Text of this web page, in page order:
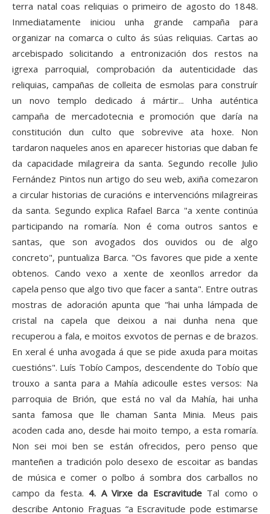
terra natal coas reliquias o primeiro de agosto do 1848.
Inmediatamente iniciou unha grande campaña para
organizar na comarca o culto ás súas reliquias. Cartas ao
arcebispado solicitando a entronización dos restos na
igrexa parroquial, comprobación da autenticidade das
reliquias, campañas de colleita de esmolas para construír
un novo templo dedicado á mártir... Unha auténtica
campaña de mercadotecnia e promoción que daría na
constitución dun culto que sobrevive ata hoxe. Non
tardaron naqueles anos en aparecer historias que daban fe
da capacidade milagreira da santa. Segundo recolle Julio
Fernández Pintos nun artigo do seu web, axiña comezaron
a circular historias de curacións e intervencións milagreiras
da santa. Segundo explica Rafael Barca "a xente continúa
participando na romaría. Non é coma outros santos e
santas, que son avogados dos ouvidos ou de algo
concreto", puntualiza Barca. "Os favores que pide a xente
obtenos. Cando vexo a xente de xeonllos arredor da
capela penso que algo tivo que facer a santa". Entre outras
mostras de adoración apunta que "hai unha lámpada de
cristal na capela que deixou a nai dunha nena que
recuperou a fala, e moitos exvotos de pernas e de brazos.
En xeral é unha avogada á que se pide axuda para moitas
cuestións". Luís Tobío Campos, descendente do Tobío que
trouxo a santa para a Mahía adicoulle estes versos: Na
parroquia de Brión, que está no val da Mahía, hai unha
santa famosa que lle chaman Santa Minia. Meus pais
acoden cada ano, desde hai moito tempo, a esta romaría.
Non sei moi ben se están ofrecidos, pero penso que
manteñen a tradición polo desexo de escoitar as bandas
de música e comer o polbo á sombra dos carballos no
campo da festa. 4. A Virxe da Escravitude Tal como o
describe Antonio Fraguas “a Escravitude pode estimarse